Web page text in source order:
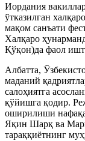
Иордания
ўтказилган
мақом санъати
Халқаро
Қўқон)да фаол
Албатта,
маданий
салоҳиятга
қўйишга қодир.
оширилиши
Яқин Шарқ ва
тараққиётнинг